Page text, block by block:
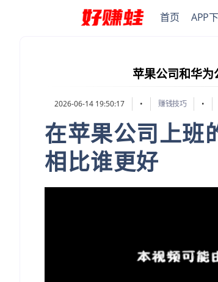
首页 APP
苹果公司和华为
2026-06-14 19:50:17 • 赚钱技巧 •
在苹果公司上班
相比谁更好